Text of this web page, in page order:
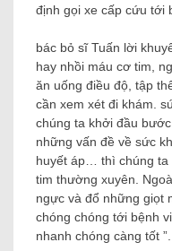
định gọi xe cấp cứu tới
bác bỏ sĩ Tuấn lời
hay nhồi máu cơ tim,
ăn uống điều độ, tập
cần xem xét đi khám.
chúng ta khởi đầu
những vấn đề về sức
huyết áp… thì chúng ta
tim thường xuyên.
ngực và đổ những giọt
chóng chóng tới bệnh
nhanh chóng càng tốt ”.